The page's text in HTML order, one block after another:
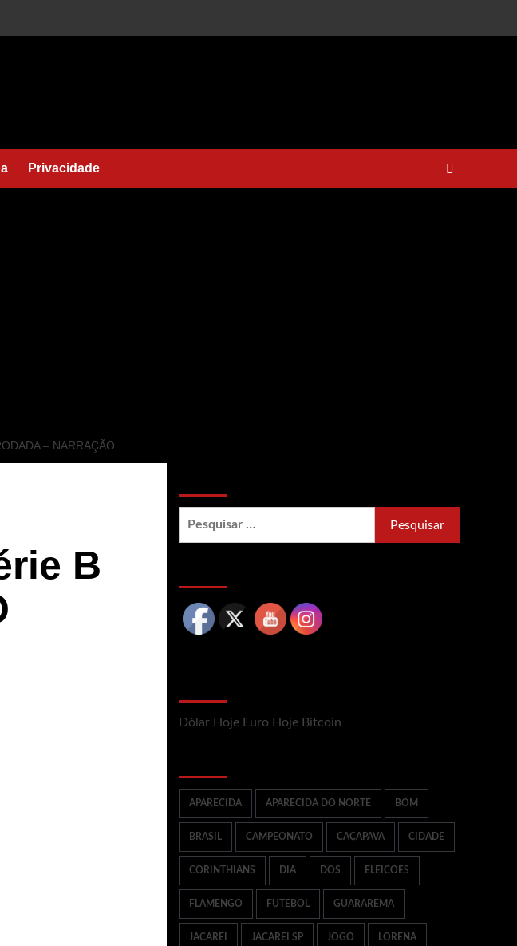
Privacidade
– NARRAÇÃO
B
Dólar Hoje Euro Hoje Bitcoin
APARECIDA APARECIDA DO NORTE BOM
BRASIL CAMPEONATO CAÇAPAVA CIDADE
CORINTHIANS DIA DOS ELEICOES
FLAMENGO FUTEBOL GUARAREMA
JACAREI JACAREI SP JOGO LORENA